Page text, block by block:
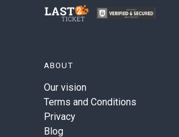
ABOUT
Our vision
Terms and Conditions
Privacy
Blog